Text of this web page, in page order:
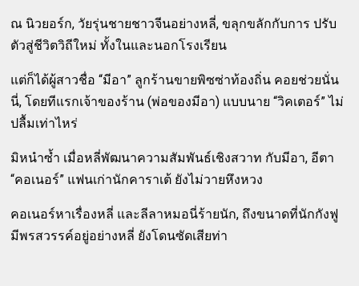
ณ นิวยอร์ก, วัยรุ่นชายชาวจีนอย่างหลี่, ขลุกขลักกับการ ปรับ
ตัวสู่ชีวิตวิถีใหม่ ทั้งในและนอกโรงเรียน
แต่ก็ได้ผู้สาวชื่อ “มีอา” ลูกร้านขายพิซซ่าท้องถิ่น คอยช่วยนั่น
นี่, โดยทีแรกเจ้าของร้าน (พ่อของมีอา) แบบนาย “วิคเตอร์” ไม่
ปลื้มเท่าไหร่
มิหนำซ้ำ เมื่อหลี่พัฒนาความสัมพันธ์เชิงสวาท กับมีอา, อีตา
“คอเนอร์” แฟนเก่านักคาราเต้ ยังไม่วายหึงหวง
คอเนอร์หาเรื่องหลี่ และลีลาหมอนี่ร้ายนัก, ถึงขนาดที่นักกังฟู
มีพรสวรรค์อยู่อย่างหลี่ ยังโดนซัดเสียท่า